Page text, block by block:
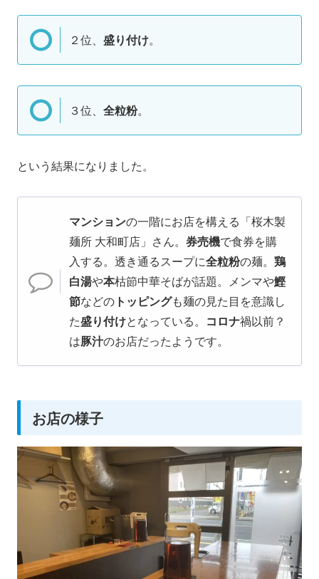
２位、 盛り付け。
３位、 全粒粉。
という結果になりました。
マンションの一階にお店を構える「桜木製
麺所 大和町店」さん。 券売機で食券を購
入する。透き通るスープに全粒粉の麺。 鶏
白湯や本枯節中華そばが話題。メンマや鰹
節などの トッピングも麺の見た目を意識し
た盛り付けとなっている。 コロナ禍以前？
は豚汁のお店だったようです。
お店の様子